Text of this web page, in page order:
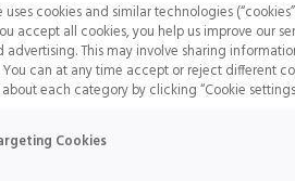
uses cookies and similar technologies
accept all cookies, you help us improve our
advertising. This may involve sharing
can at any time accept or reject different
each category by clicking “Cookie
Cookies